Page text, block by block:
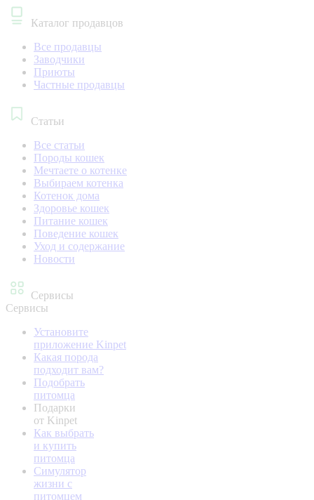
Каталог продавцов
Все продавцы
Заводчики
Приюты
Частные продавцы
Статьи
Все статьи
Породы кошек
Мечтаете о котенке
Выбираем котенка
Котенок дома
Здоровье кошек
Питание кошек
Поведение кошек
Уход и содержание
Новости
Сервисы
Сервисы
Установите
приложение Kinpet
Какая порода
подходит вам?
Подобрать
питомца
Подарки
от Kinpet
Как выбрать
и купить
питомца
Симулятор
жизни с
питомцем